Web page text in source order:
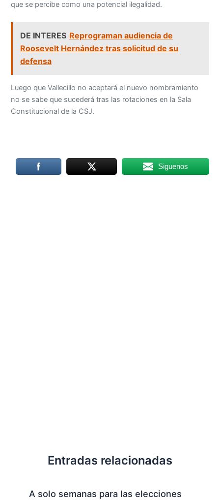
que se percibe como una potencial ilegalidad.
DE INTERES Reprograman audiencia de
Roosevelt Hernández tras solicitud de su
defensa
Luego que Vallecillo no aceptará el nuevo nombramiento
no se sabe que sucederá tras las rotaciones en la Sala
Constitucional de la CSJ.
Siguenos
Entradas relacionadas
A solo semanas para las elecciones